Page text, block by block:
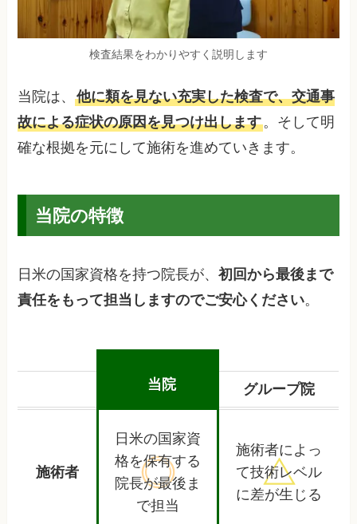
検査結果をわかりやすく説明します
当院は、他に類を見ない充実した検査で、交通事
故による症状の原因を見つけ出します。そして明
確な根拠を元にして施術を進めていきます。
当院の特徴
日米の国家資格を持つ院長が、初回から最後まで
責任をもって担当しますのでご安心ください。
当院 グループ院
施術者
日米の国家資
格を保有する
院長が最後ま
で担当
施術者によっ
て技術レベル
に差が生じる